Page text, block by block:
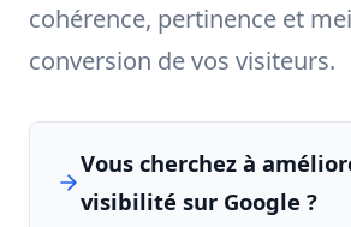
cohérence, pertinence et
conversion de vos visiteurs.
Vous cherchez à
visibilité sur Google ?